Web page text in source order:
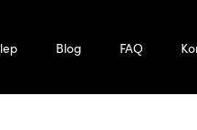
Blog FAQ